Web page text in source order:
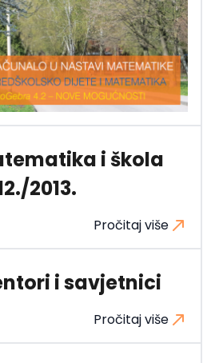
i škola
2013.
Pročitaj više
i savjetnici
Pročitaj više